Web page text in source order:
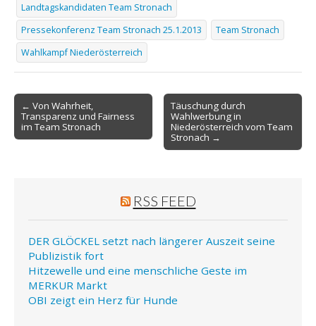
Landtagskandidaten Team Stronach
Pressekonferenz Team Stronach 25.1.2013
Team Stronach
Wahlkampf Niederösterreich
Post
navigation
← Von Wahrheit,
Transparenz und Fairness
im Team Stronach
Täuschung durch
Wahlwerbung in
Niederösterreich vom Team
Stronach →
RSS FEED
DER GLÖCKEL setzt nach längerer Auszeit seine
Publizistik fort
Hitzewelle und eine menschliche Geste im
MERKUR Markt
OBI zeigt ein Herz für Hunde